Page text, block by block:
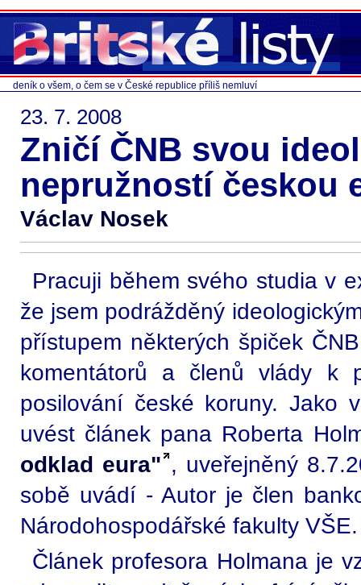
deník o všem, o čem se v České republice příliš nemluví
23. 7. 2008
Zničí ČNB svou
nepružností českou
Václav Nosek
Pracuji během svého studia v
že jsem podrážděný
přístupem některých špiček
komentátorů a členů vlády k
posilování české koruny. Jako
uvést článek pana Roberta
odklad eura" , uveřejněný
sobě uvádí - Autor je člen
Národohospodářské fakulty VŠE.
Článek profesora Holmana je